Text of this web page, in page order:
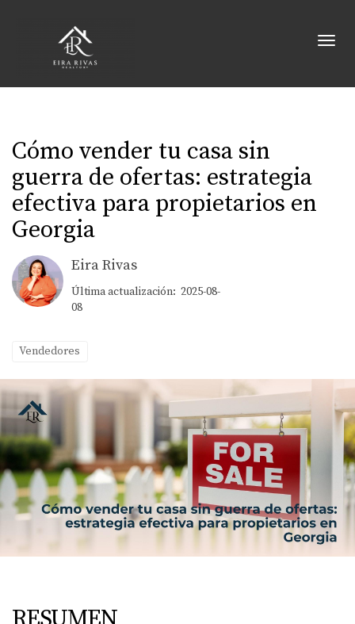
Cómo vender tu casa sin
guerra de ofertas: estrategia
efectiva para propietarios en
Georgia
Eira Rivas
Última actualización: 2025-08-
08
Vendedores